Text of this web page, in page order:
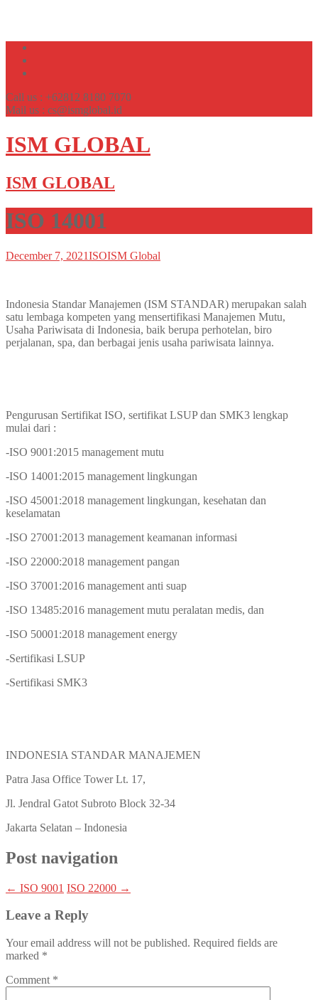
Call us : +62812 8180 7070
Mail us : cs@ismglobal.id
ISM GLOBAL
ISM GLOBAL
ISO 14001
December 7, 2021ISOISM Global
Indonesia Standar Manajemen (ISM STANDAR) merupakan salah
satu lembaga kompeten yang mensertifikasi Manajemen Mutu,
Usaha Pariwisata di Indonesia, baik berupa perhotelan, biro
perjalanan, spa, dan berbagai jenis usaha pariwisata lainnya.
Pengurusan Sertifikat ISO, sertifikat LSUP dan SMK3 lengkap
mulai dari :
-ISO 9001:2015 management mutu
-ISO 14001:2015 management lingkungan
-ISO 45001:2018 management lingkungan, kesehatan dan
keselamatan
-ISO 27001:2013 management keamanan informasi
-ISO 22000:2018 management pangan
-ISO 37001:2016 management anti suap
-ISO 13485:2016 management mutu peralatan medis, dan
-ISO 50001:2018 management energy
-Sertifikasi LSUP
-Sertifikasi SMK3
INDONESIA STANDAR MANAJEMEN
Patra Jasa Office Tower Lt. 17,
Jl. Jendral Gatot Subroto Block 32-34
Jakarta Selatan – Indonesia
Post navigation
← ISO 9001 ISO 22000 →
Leave a Reply
Your email address will not be published. Required fields are
marked *
Comment *